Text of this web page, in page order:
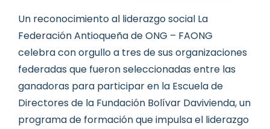
Un reconocimiento al liderazgo social La
Federación Antioqueña de ONG – FAONG
celebra con orgullo a tres de sus organizaciones
federadas que fueron seleccionadas entre las
ganadoras para participar en la Escuela de
Directores de la Fundación Bolívar Davivienda, un
programa de formación que impulsa el liderazgo